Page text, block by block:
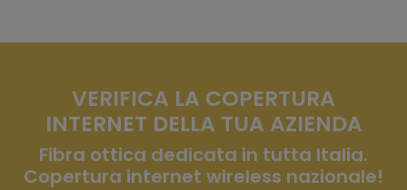
VERIFICA LA COPERTURA
INTERNET DELLA TUA AZIENDA
Fibra ottica dedicata in tutta Italia.
Copertura internet wireless nazionale!